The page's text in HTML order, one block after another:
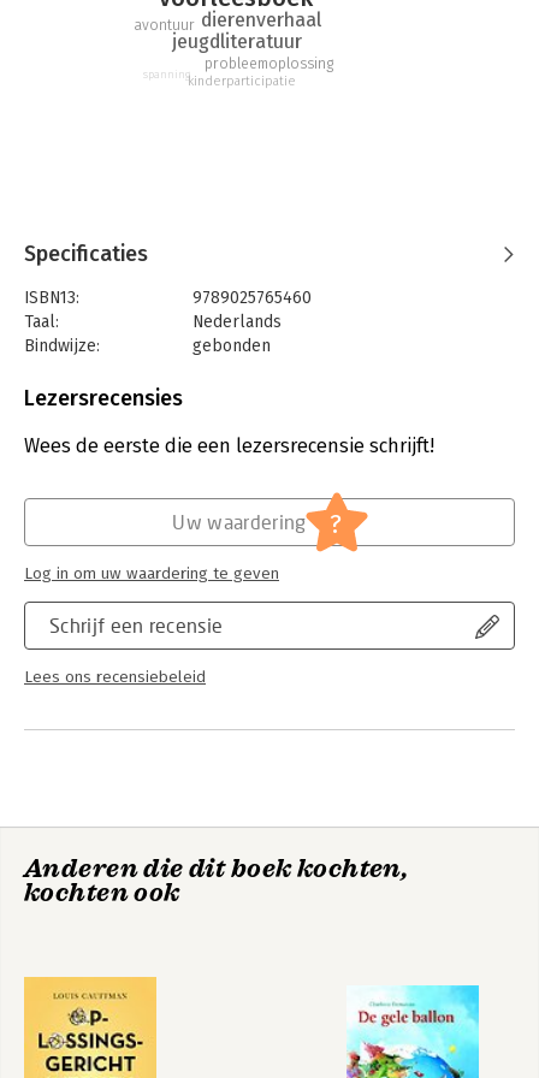
komen? En zeg, waar zijn al die ballonnen eigenlijk voor?
dierenverhaal
jeugdliteratuur
probleemoplossing
avontuur
kinderparticipatie
spanning
Specificaties
ISBN13:
9789025765460
Taal:
Nederlands
Bindwijze:
gebonden
Uitgever:
Verschijningsdatum:
29-3-2018
Lezersrecensies
Wees de eerste die een lezersrecensie schrijft!
Schrijf een recensie
Lees ons recensiebeleid
Uw waardering ?
Log in om uw waardering te geven
Anderen die dit boek kochten,
kochten ook